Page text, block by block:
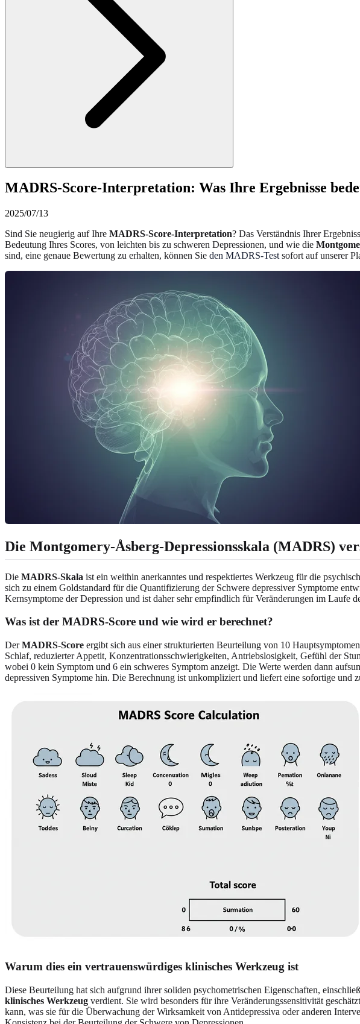
MADRS-Score-Interpretation: Was Ihre Ergebnisse
2025/07/13
Sind Sie neugierig auf Ihre MADRS-Score-Interpretation? Das Verständnis Ihrer
Bedeutung Ihres Scores, von leichten bis zu schweren Depressionen, und wie die
sind, eine genaue Bewertung zu erhalten, können Sie den MADRS-Test sofort auf unserer
Die Montgomery-Åsberg-Depressionsskala (MADRS)
Die MADRS-Skala ist ein weithin anerkanntes und respektiertes Werkzeug für die
sich zu einem Goldstandard für die Quantifizierung der Schwere depressiver Symptome
Kernsymptome der Depression und ist daher sehr empfindlich für Veränderungen im
Was ist der MADRS-Score und wie wird er berechnet?
DerMADRS-Score ergibt sich aus einer strukturierten Beurteilung von 10
Schlaf, reduzierter Appetit, Konzentrationsschwierigkeiten, Antriebslosigkeit, Gefühl der
wobei 0 kein Symptom und 6 ein schweres Symptom anzeigt. Die Werte werden dann
depressiven Symptome hin. Die Berechnung ist unkompliziert und liefert eine sofortige und
Warum dies ein vertrauenswürdiges klinisches Werkzeug ist
Diese Beurteilung hat sich aufgrund ihrer soliden psychometrischen Eigenschaften,
klinisches Werkzeug verdient. Sie wird besonders für ihre Veränderungssensitivität
kann, was sie für die Überwachung der Wirksamkeit von Antidepressiva oder anderen